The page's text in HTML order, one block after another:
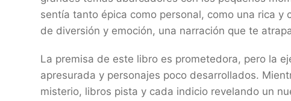
sentía tanto épica como personal, como una rica y
de diversión y emoción, una narración que te
La premisa de este libro es prometedora, pero la
apresurada y personajes poco desarrollados.
misterio, libros pista y cada indicio revelando un